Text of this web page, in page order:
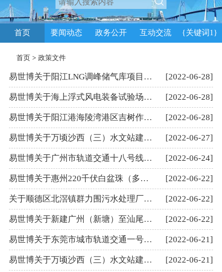
首页 要闻动态 政务公开 互动交流 {关键词1}
首页> 政策文件
易世博关于阳江LNG调峰储气库项目陆域形成工程项目通航水域水上水下施工作业审批办理的意见 [2022-06-28]
易世博关于海上浮式风电装备试验场工程项目（海底电缆）穿越沙外航道项目通航水域水上水下施工作业审批办理的意见 [2022-06-28]
易世博关于阳江港海陵湾港区吉树作业区#J1-#J2泊位工程等工程施工项目通航水域水上水下施工作业审批办理的意见 [2022-06-28]
易世博关于万顷沙西（三）水文站建设项目通航水域水上水下施工作业审批办理的意见 [2022-06-27]
易世博关于广州市轨道交通十八号线工程航道通航条件影响评价的审核意见 [2022-06-24]
易世博关于惠州220千伏白盆珠（多祝）输变电工程航道通航条件影响评价的审核意见 [2022-06-22]
关于顺德区北滘镇群力围污水处理厂厂外管网配套二期工程项目通航水域水上水下施工作业延期审批办理的意见 [2022-06-22]
易世博关于新建广州（新塘）至汕尾铁路站前工程GSSG3标增江特大桥工程项目通航水域水上水下施工作业延期审批办理的意见 [2022-06-22]
易世博关于东莞市城市轨道交通一号线一期工程跨大汾北水道桥项目通航水域水上水下施工作业延期审批办理的意见 [2022-06-21]
易世博关于万顷沙西（三）水文站建设项目通航水域水上水下施工作业审批办理的意见 [2022-06-21]